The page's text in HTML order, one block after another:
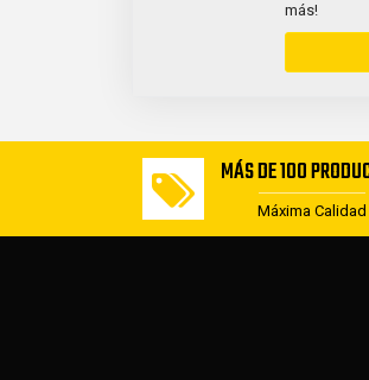
más!
MÁS DE 100
Máxima Calidad